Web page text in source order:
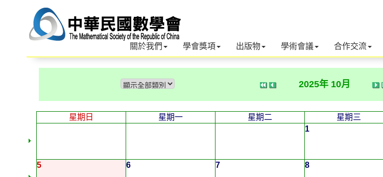
關於我們 學會獎項 出版物 學術會議 合作交流
2025年 10月
星期日 星期一 星期二 星期三
1
5 6 7 8